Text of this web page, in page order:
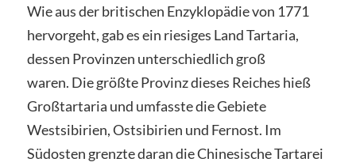
Wie aus der britischen Enzyklopädie von 1771
hervorgeht, gab es ein riesiges Land Tartaria,
dessen Provinzen unterschiedlich groß
waren. Die größte Provinz dieses Reiches hieß
Großtartaria und umfasste die Gebiete
Westsibirien, Ostsibirien und Fernost. Im
Südosten grenzte daran die Chinesische Tartarei